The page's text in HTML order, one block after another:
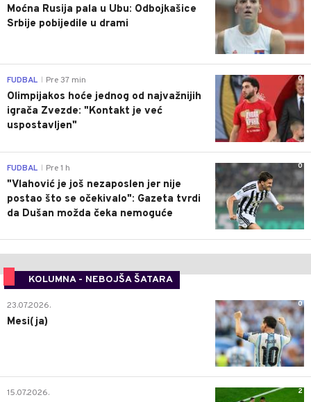
Moćna Rusija pala u Ubu: Odbojkašice
Srbije pobijedile u drami
0
FUDBAL Pre 37 min
Olimpijakos hoće jednog od najvažnijih
igrača Zvezde: "Kontakt je već
uspostavljen"
0
FUDBAL Pre 1 h
"Vlahović je još nezaposlen jer nije
postao što se očekivalo": Gazeta tvrdi
da Dušan možda čeka nemoguće
KOLUMNA - NEBOJŠA ŠATARA
0
23.07.2026.
Mesi(ja)
2
15.07.2026.